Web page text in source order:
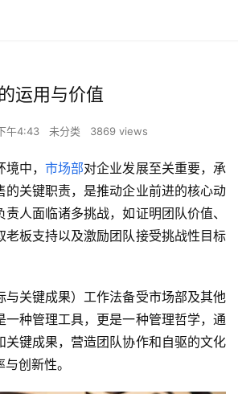
运用与价值
午4:43 未分类 3869 views
中， 市场部对企业发展至关重要，承
的关键职责，是推动企业前进的核心动
人面临诸多挑战，如证明团队价值、
老板支持以及激励团队接受挑战性目标
与关键成果）工作法备受市场部及其他
一种管理工具，更是一种管理哲学，通
关键成果，营造团队协作和自驱的文化
创新性。